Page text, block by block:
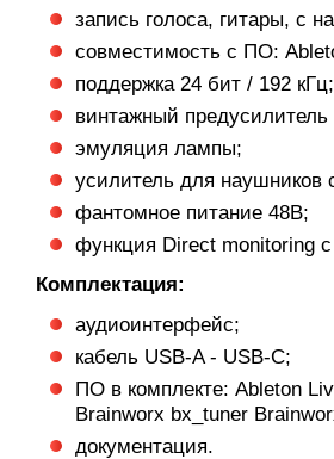
запись голоса, гитары, с
совместимость с ПО:
поддержка 24 бит / 192 кГц;
винтажный предусилитель
эмуляция лампы;
усилитель для наушников
фантомное питание 48В;
функция Direct monitoring
Комплектация:
аудиоинтерфейс;
кабель USB-A - USB-C;
ПО в комплекте: Ableton
Brainworx bx_tuner
документация.